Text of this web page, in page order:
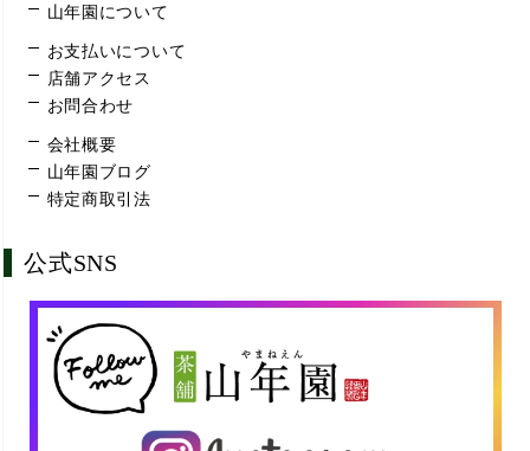
山年園について
お支払いについて
店舗アクセス
お問合わせ
会社概要
山年園ブログ
特定商取引法
公式SNS